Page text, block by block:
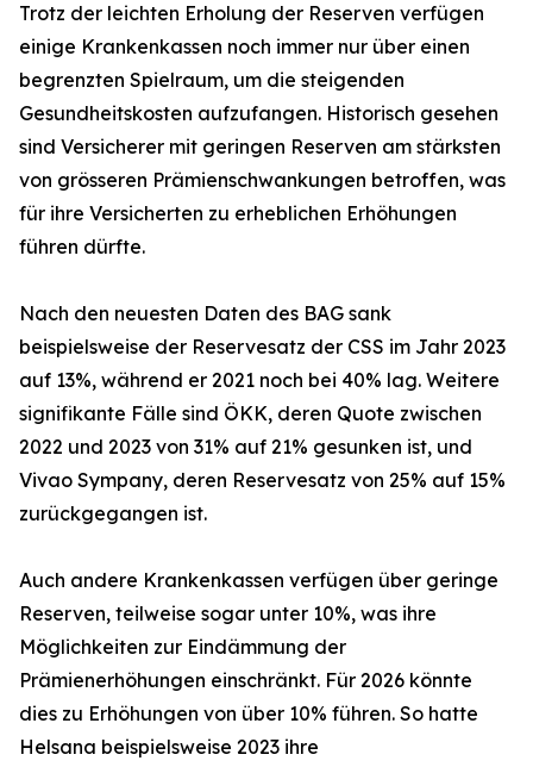
Trotz der leichten Erholung der Reserven verfügen
einige Krankenkassen noch immer nur über einen
begrenzten Spielraum, um die steigenden
Gesundheitskosten aufzufangen. Historisch gesehen
sind Versicherer mit geringen Reserven am stärksten
von grösseren Prämienschwankungen betroffen, was
für ihre Versicherten zu erheblichen Erhöhungen
führen dürfte.
Nach den neuesten Daten des BAG sank
beispielsweise der Reservesatz der CSS im Jahr 2023
auf 13%, während er 2021 noch bei 40% lag. Weitere
signifikante Fälle sind ÖKK, deren Quote zwischen
2022 und 2023 von 31% auf 21% gesunken ist, und
Vivao Sympany, deren Reservesatz von 25% auf 15%
zurückgegangen ist.
Auch andere Krankenkassen verfügen über geringe
Reserven, teilweise sogar unter 10%, was ihre
Möglichkeiten zur Eindämmung der
Prämienerhöhungen einschränkt. Für 2026 könnte
dies zu Erhöhungen von über 10% führen. So hatte
Helsana beispielsweise 2023 ihre